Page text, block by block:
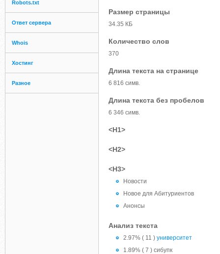
Robots.txt
Ответ сервера
Whois
Хостинг
Разное
Размер страницы
34.35 КБ
Количество слов
370
Длина текста на странице
6 816 симв.
Длина текста без пробелов
6 346 симв.
<H1>
<H2>
<H3>
Новости
Новое для Абитуриентов
Анонсы
Анализ текста
2.97% ( 11 ) университет
1.89% ( 7 ) сибупк